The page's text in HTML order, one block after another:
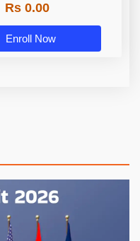
Rs 0.00
Enroll Now